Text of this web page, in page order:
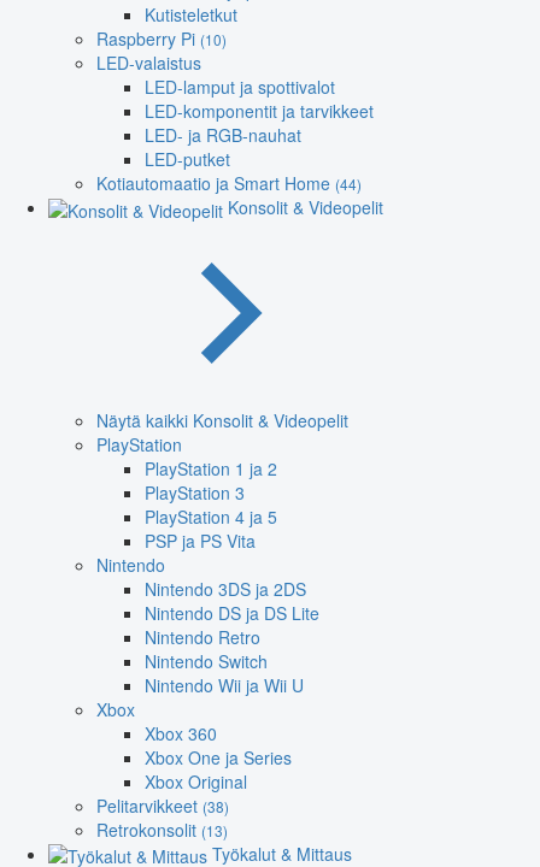
Kutisteletkut
Raspberry Pi (10)
LED-valaistus
LED-lamput ja spottivalot
LED-komponentit ja tarvikkeet
LED- ja RGB-nauhat
LED-putket
Kotiautomaatio ja Smart Home (44)
Konsolit & Videopelit
Näytä kaikki Konsolit & Videopelit
PlayStation
PlayStation 1 ja 2
PlayStation 3
PlayStation 4 ja 5
PSP ja PS Vita
Nintendo
Nintendo 3DS ja 2DS
Nintendo DS ja DS Lite
Nintendo Retro
Nintendo Switch
Nintendo Wii ja Wii U
Xbox
Xbox 360
Xbox One ja Series
Xbox Original
Pelitarvikkeet (38)
Retrokonsolit (13)
Työkalut & Mittaus